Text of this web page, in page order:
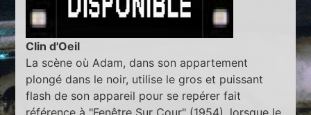
Clin d'Oeil
La scène où Adam, dans son appartement
plongé dans le noir, utilise le gros et puissant
flash de son appareil pour se repérer fait